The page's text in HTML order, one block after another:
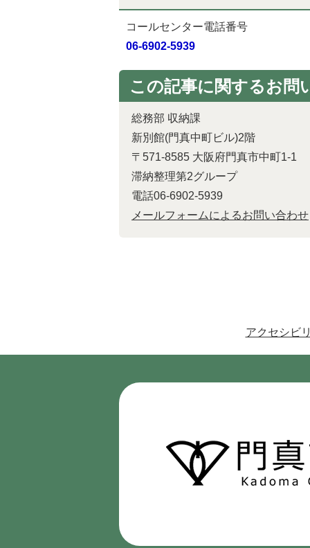
コールセンター電話番号
06-6902-5939
この記事に関するお問
総務部 収納課
新別館(門真中町ビル)2階
〒571-8585 大阪府門真市中町1-1
滞納整理第2グループ
電話06-6902-5939
​​​​​​​メールフォームによるお問い合わせ
アクセシビ
門